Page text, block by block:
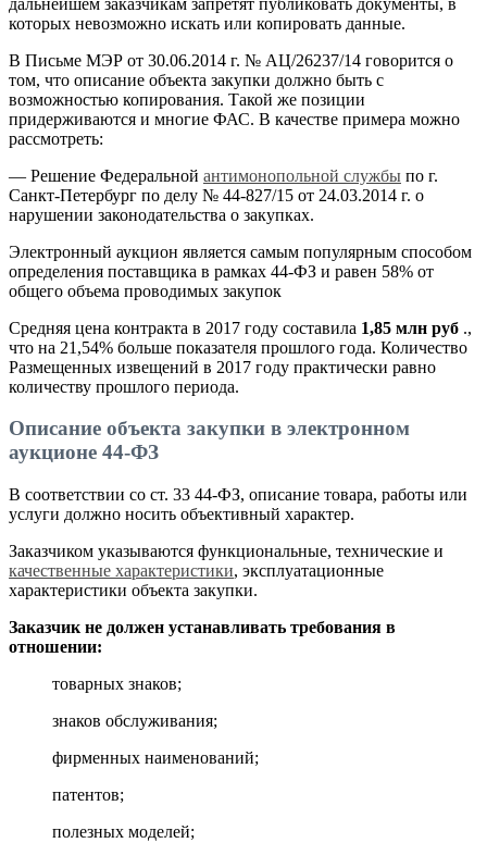
которых невозможно искать или копировать данные.
В Письме МЭР от 30.06.2014 г. № АЦ/26237/14 говорится о
том, что описание объекта закупки должно быть с
возможностью копирования. Такой же позиции
придерживаются и многие ФАС. В качестве примера можно
рассмотреть:
— Решение Федеральной антимонопольной службы по г.
Санкт-Петербург по делу № 44-827/15 от 24.03.2014 г. о
нарушении законодательства о закупках.
Электронный аукцион является самым популярным способом
определения поставщика в рамках 44-ФЗ и равен 58% от
общего объема проводимых закупок
Средняя цена контракта в 2017 году составила 1,85 млн руб .,
что на 21,54% больше показателя прошлого года. Количество
Размещенных извещений в 2017 году практически равно
количеству прошлого периода.
Описание объекта закупки в электронном
аукционе 44-ФЗ
В соответствии со ст. 33 44-ФЗ, описание товара, работы или
услуги должно носить объективный характер.
Заказчиком указываются функциональные, технические и
качественные характеристики, эксплуатационные
характеристики объекта закупки.
Заказчик не должен устанавливать требования в
отношении:
товарных знаков;
знаков обслуживания;
фирменных наименований;
патентов;
полезных моделей;